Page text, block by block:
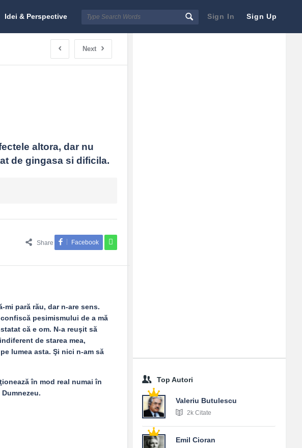
Sign In Sign Up
Idei & Perspective
Next
altora, dar nu
de gingasa si dificila.
Share Facebook
pară rău, dar n-are sens.
pesimismului de a mă
că e om. N-a reuşit să
de starea mea,
lumea asta. Şi nici n-am să
în mod real numai în
Top Autori
Valeriu Butulescu
2k Citate
Emil Cioran